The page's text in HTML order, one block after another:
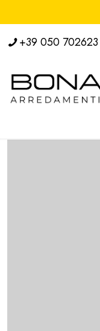
+39 050 702623